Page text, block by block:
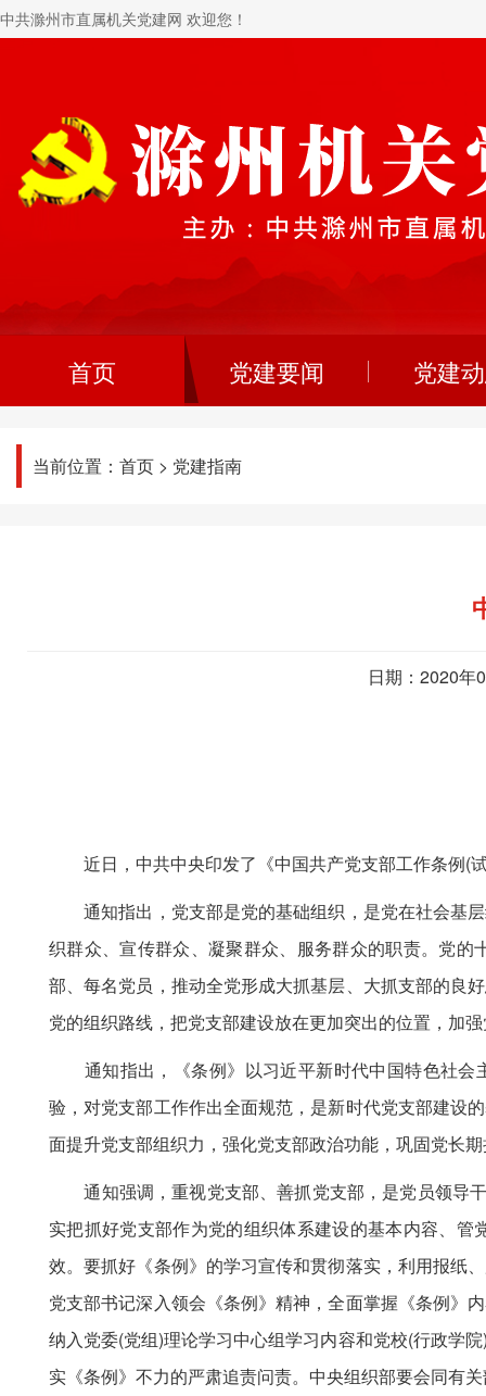
中共滁州市直属机关党建网 欢迎您！
首页 党建要闻 党建
当前位置： 首页 > 党建指南
日期：2020
近日，中共中央印发了《中国共产党支部工作条例(
通知指出，党支部是党的基础组织，是党在社会基层
织群众、宣传群众、凝聚群众、服务群众的职责。党
部、每名党员，推动全党形成大抓基层、大抓支部的良
党的组织路线，把党支部建设放在更加突出的位置，加
通知指出，《条例》以习近平新时代中国特色社会
验，对党支部工作作出全面规范，是新时代党支部建设
面提升党支部组织力，强化党支部政治功能，巩固党长
通知强调，重视党支部、善抓党支部，是党员领导
实把抓好党支部作为党的组织体系建设的基本内容、
效。要抓好《条例》的学习宣传和贯彻落实，利用报纸
党支部书记深入领会《条例》精神，全面掌握《条例》
纳入党委(党组)理论学习中心组学习内容和党校(行政学
实《条例》不力的严肃追责问责。中央组织部要会同有